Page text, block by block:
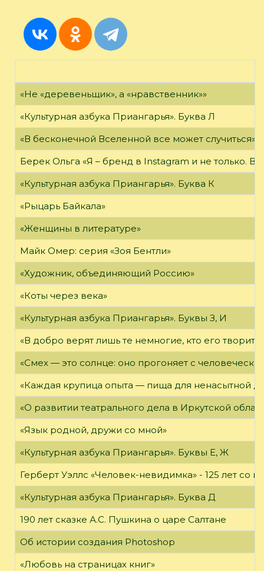
«Не «деревеньщик», а «нравственник»»
«Культурная азбука Приангарья». Буква Л
«В бесконечной Вселенной все может случиться»
Берек Ольга «Я – бренд в Instagram и не только.
«Культурная азбука Приангарья». Буква К
«Рыцарь Байкала»
«Женщины в литературе»
Майк Омер: серия «Зоя Бентли»
«Художник, объединяющий Россию»
«Коты через века»
«Культурная азбука Приангарья». Буквы З, И
«В добро верят лишь те немногие, кто его творит»
«Смех — это солнце: оно прогоняет с
«Каждая крупица опыта — пища для ненасытной
«О развитии театрального дела в Иркутской
«Язык родной, дружи со мной»
«Культурная азбука Приангарья». Буквы Е, Ж
Герберт Уэллс «Человек-невидимка» - 125 лет со
«Культурная азбука Приангарья». Буква Д
190 лет сказке А.С. Пушкина о царе Салтане
Об истории создания Photoshop
«Любовь на страницах книг»